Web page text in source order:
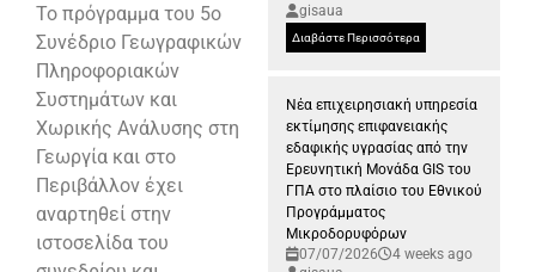
Το πρόγραμμα του 5ο
Συνέδριο Γεωγραφικών
Πληροφοριακών
Συστημάτων και
Χωρικής Ανάλυσης στη
Γεωργία και στο
Περιβάλλον έχει
αναρτηθεί στην
ιστοσελίδα του
gisaua
Διαβάστε Περισσότερα
Νέα επιχειρησιακή υπηρεσία
εκτίμησης επιφανειακής
εδαφικής υγρασίας από την
Ερευνητική Μονάδα GIS του
ΓΠΑ στο πλαίσιο του Εθνικού
Προγράμματος
Μικροδορυφόρων
07/07/2026
4 weeks ago